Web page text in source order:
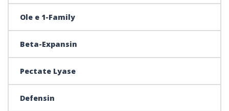
Ole e 1-Family
Beta-Expansin
Pectate Lyase
Defensin